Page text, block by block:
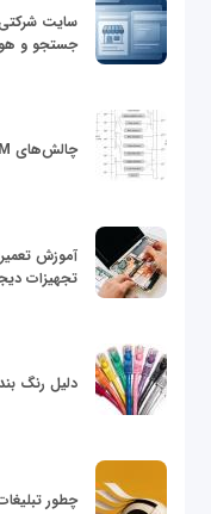
سایت شرکتی
جستجو و
چالش‌های RAM در Workloadهای محاسباتی HPC
آموزش
تجهیزات
دلیل رنگ
چطور